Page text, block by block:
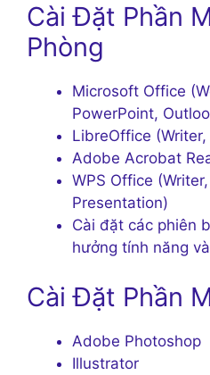
Cài Đặt Phần
Phòng
Microsoft Office
PowerPoint,
LibreOffice
Adobe Acrobat
WPS Office
Presentation)
Cài đặt các phiên
hưởng tính năng
Cài Đặt Phần
Adobe Photoshop
Illustrator